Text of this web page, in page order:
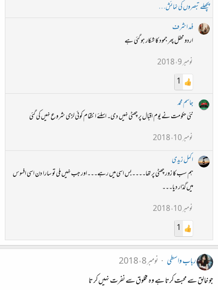
پچھلے تبصروں کی نمائش…
فہد اشرف
اردو محفل پھر جمود کا شکار ہو گئی ہے
نومبر 9، 2018
1
جاسم محمد
نئی حکومت نے یوم اقبال پر چھٹی نہیں دی۔ اسلئے انتقام کوئی لڑی شروع نہیں کی گئی
نومبر 10، 2018
اکمل زیدی
ہم سب کا زور چھٹی پر تھا۔۔۔۔بس اسی میں رہے۔۔۔اور جب نہیں ملی تو سارا دن اسی افسوس
میں گذار دیا۔۔۔
نومبر 10، 2018
1
رباب واسطی
نومبر 8، 2018
جو خالق سے محبت کرتا ہے وہ مخلوق سے نفرت نہیں کر تا